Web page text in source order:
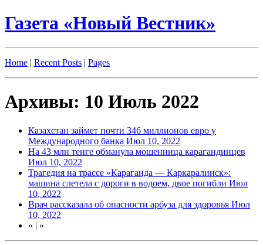
Газета «Новый Вестник»
Home | Recent Posts | Pages
Архивы: 10 Июль 2022
Казахстан займет почти 346 миллионов евро у
Международного банка Июл 10, 2022
На 43 млн тенге обманула мошенница карагандинцев
Июл 10, 2022
Трагедия на трассе «Караганда — Каркаралинск»:
машина слетела с дороги в водоем, двое погибли Июл
10, 2022
Врач рассказала об опасности арбуза для здоровья Июл
10, 2022
« | »